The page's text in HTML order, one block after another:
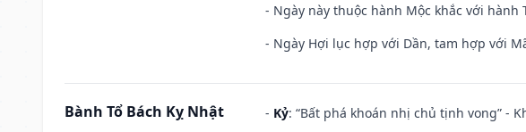
- Ngày này thuộc hành Mộc khắc với
- Ngày Hợi lục hợp với Dần, tam hợp với
Bành Tổ Bách Kỵ Nhật - Kỷ: “Bất phá khoán nhị chủ tịnh vong” -